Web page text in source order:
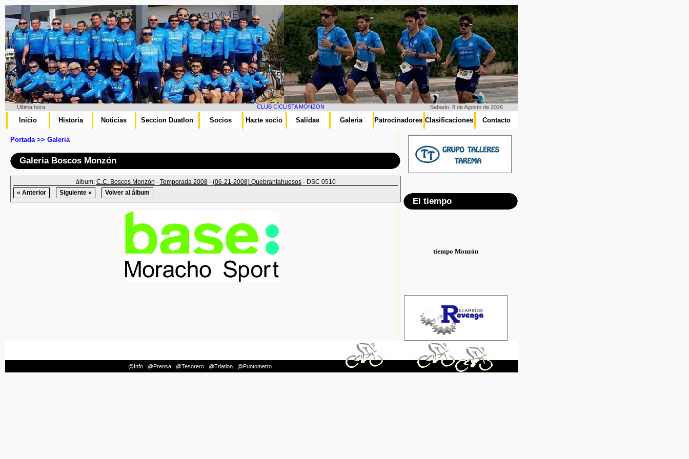
Ultima hora CLUB CICLISTA MONZON Sabado, 8 de Agosto de 2026
Inicio Historia Noticias Seccion Duatlon Socios Hazte socio Salidas Galeria Patrocinadores Clasificaciones Contacto
Portada >> Galeria
Galeria Boscos Monzón
álbum: C.C. Boscos Monzón - Temporada 2008- (06-21-2008) Quebrantahuesos- DSC 0510
« Anterior
Siguiente » Volver al álbum
El tiempo
tiempo Monzón
@Info @Prensa @Tesorero @Triatlon @Puntometro